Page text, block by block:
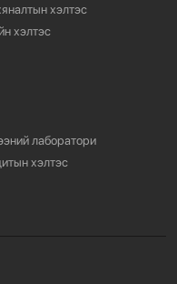
хэлтэс
хэлтэс
лаборатори
хэлтэс